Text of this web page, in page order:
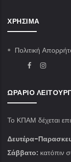
ΧΡΉΣΙΜΑ
Πολιτική
ΩΡΆΡΙΟ
Το ΚΠΑΜ δέχεται
Δευτέρα-
Σάββατο: κατόπιν